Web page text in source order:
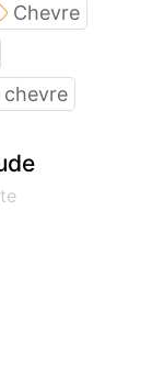
Chevre
chevre